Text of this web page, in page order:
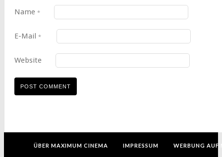
Name *
E-Mail *
Website
ÜBER MAXIMUM CINEMA IMPRESSUM WERBUNG AUF